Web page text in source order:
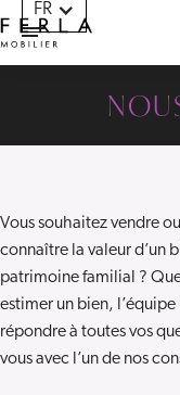
FR
Vous souhaitez vendre
connaître la valeur d’un
patrimoine familial ?
estimer un bien,
répondre à toutes vos
vous avec l’un de nos
Panneau de gestion